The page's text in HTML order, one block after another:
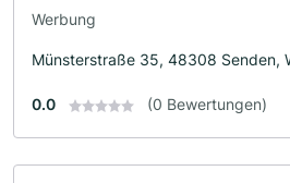
Werbung
Münsterstraße 35, 48308 Senden,
0.0 (0 Bewertungen)